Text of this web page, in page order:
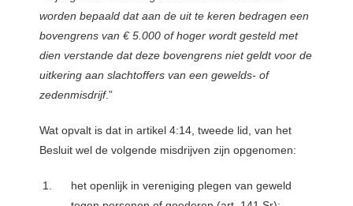
worden bepaald dat aan de uit te keren bedragen een
bovengrens van € 5.000 of hoger wordt gesteld met
dien verstande dat deze bovengrens niet geldt voor de
uitkering aan slachtoffers van een gewelds- of
zedenmisdrijf.”
Wat opvalt is dat in artikel 4:14, tweede lid, van het
Besluit wel de volgende misdrijven zijn opgenomen:
het openlijk in vereniging plegen van geweld